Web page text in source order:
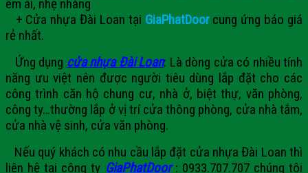
êm ái, nhẹ nhàng
+ Cửa nhựa Đài Loan tại GiaPhatDoorcung ứng báo giá
rẻ nhất.
Ứng dụng cửa nhựa Đài Loan: Là dòng cửa có nhiều tính
năng ưu việt nên được người tiêu dùng lắp đặt cho các
công trình căn hộ chung cư, nhà ở, biệt thự, văn phòng,
công ty…thường lắp ở vị trí cửa thông phòng, cửa nhà tắm,
cửa nhà vệ sinh, cửa văn phòng.
Nếu quý khách có nhu cầu lắp đặt cửa nhựa Đài Loan thì
liên hệ tại công ty GiaPhatDoor: 0933.707.707 chúng tôi